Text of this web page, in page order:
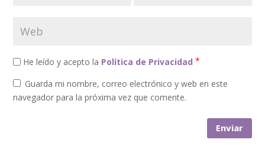
He leído y acepto la Política de Privacidad *
Guarda mi nombre, correo electrónico y web en este
navegador para la próxima vez que comente.